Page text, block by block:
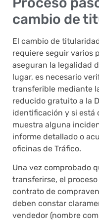
cambio de
El cambio de
requiere seguir varios
aseguran la legalidad
lugar, es necesario
transferible mediante
reducido gratuito a la
identificación y si está
muestra alguna
informe detallado o
oficinas de Tráfico.
Una vez comprobado
transferirse, el
contrato de
deben constar
vendedor (nombre